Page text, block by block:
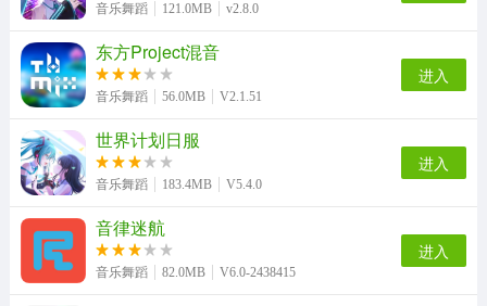
音乐舞蹈 121.0MB v2.8.0
东方Project混音
音乐舞蹈 56.0MB V2.1.51
进入
世界计划日服
音乐舞蹈 183.4MB V5.4.0
进入
音律迷航
音乐舞蹈 82.0MB V6.0-2438415
进入